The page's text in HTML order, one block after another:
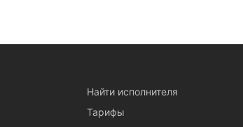
Найти исполнителя
Тарифы